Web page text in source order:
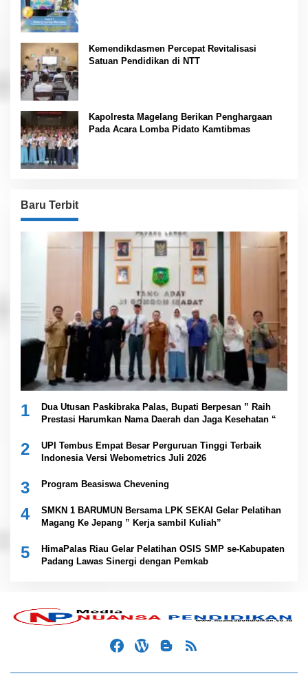
Kemendikdasmen Percepat Revitalisasi
Satuan Pendidikan di NTT
Kapolresta Magelang Berikan Penghargaan
Pada Acara Lomba Pidato Kamtibmas
Baru Terbit
1
Dua Utusan Paskibraka Palas, Bupati Berpesan ” Raih
Prestasi Harumkan Nama Daerah dan Jaga Kesehatan “
2
UPI Tembus Empat Besar Perguruan Tinggi Terbaik
Indonesia Versi Webometrics Juli 2026
3 Program Beasiswa Chevening
4
SMKN 1 BARUMUN Bersama LPK SEKAI Gelar Pelatihan
Magang Ke Jepang ” Kerja sambil Kuliah”
5
HimaPalas Riau Gelar Pelatihan OSIS SMP se-Kabupaten
Padang Lawas Sinergi dengan Pemkab